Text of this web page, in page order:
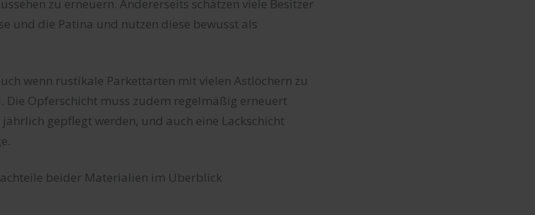
zu erneuern. Andererseits schätzen viele Besitzer
und die Patina und nutzen diese bewusst als
wenn rustikale Parkettarten mit vielen Astlöchern zu
Die Opferschicht muss zudem regelmäßig erneuert
gepflegt werden, und auch eine Lackschicht
beider Materialien im Überblick